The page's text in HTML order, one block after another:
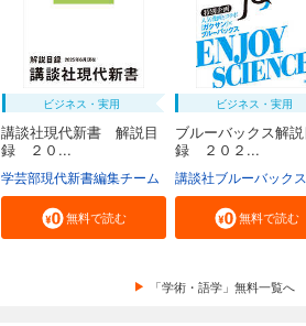
ビジネス・実用
講談社現代新書 解説目
録 ２０...
学芸部現代新書編集チーム
無料で読む
ビジネス・実用
ブルーバックス解
録 ２０２...
講談社ブルーバックス
無料で読む
「学術・語学」無料一覧へ